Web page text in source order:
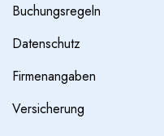
Buchungsregeln
Datenschutz
Firmenangaben
Versicherung